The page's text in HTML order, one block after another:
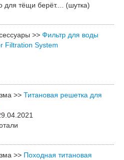
для тёщи берёт.... (шутка)
>> Фильтр для воды
Filtration System
>> Титановая решетка для
>> Походная титановая